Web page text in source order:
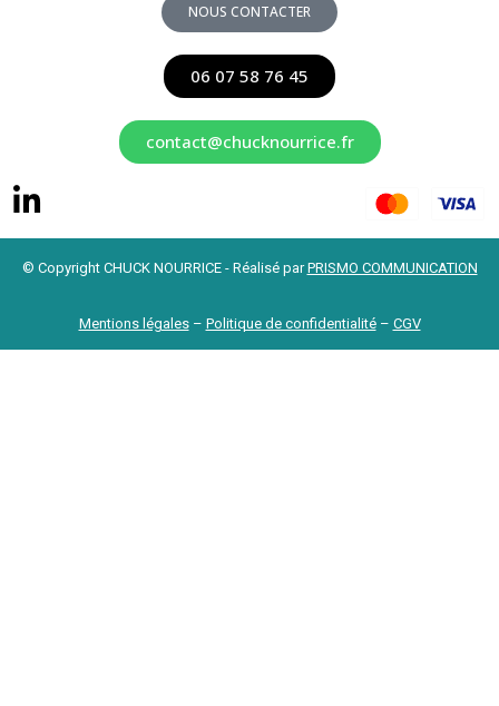
NOUS CONTACTER
06 07 58 76 45
contact@chucknourrice.fr
© Copyright CHUCK NOURRICE - Réalisé parPRISMO COMMUNICATION
Mentions légales – Politique de confidentialité – CGV